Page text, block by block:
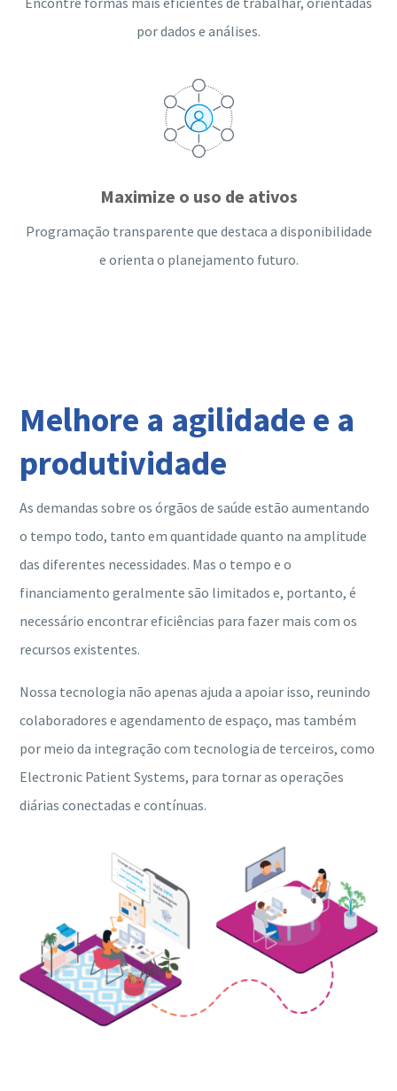
por dados e análises.
Maximize o uso de ativos
Programação transparente que destaca a disponibilidade
e orienta o planejamento futuro.
Melhore a agilidade e a
produtividade
As demandas sobre os órgãos de saúde estão aumentando
o tempo todo, tanto em quantidade quanto na amplitude
das diferentes necessidades. Mas o tempo e o
financiamento geralmente são limitados e, portanto, é
necessário encontrar eficiências para fazer mais com os
recursos existentes.
Nossa tecnologia não apenas ajuda a apoiar isso, reunindo
colaboradores e agendamento de espaço, mas também
por meio da integração com tecnologia de terceiros, como
Electronic Patient Systems, para tornar as operações
diárias conectadas e contínuas.